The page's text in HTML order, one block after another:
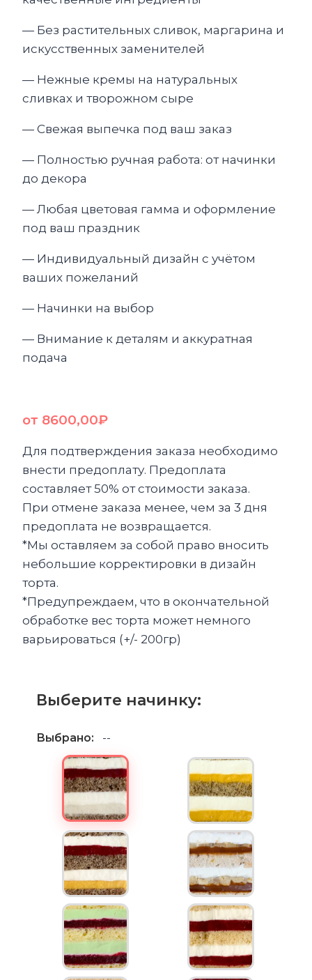
— Без растительных сливок, маргарина и
искусственных заменителей
— Нежные кремы на натуральных
сливках и творожном сыре
— Свежая выпечка под ваш заказ
— Полностью ручная работа: от начинки
до декора
— Любая цветовая гамма и оформление
под ваш праздник
— Индивидуальный дизайн с учётом
ваших пожеланий
— Начинки на выбор
— Внимание к деталям и аккуратная
подача
от 8600,00₽
Для подтверждения заказа необходимо
внести предоплату. Предоплата
составляет 50% от стоимости заказа.
При отмене заказа менее, чем за 3 дня
предоплата не возвращается.
*Мы оставляем за собой право вносить
небольшие корректировки в дизайн
торта.
*Предупреждаем, что в окончательной
обработке вес торта может немного
варьироваться (+/- 200гр)
Выберите начинку:
Выбрано: --